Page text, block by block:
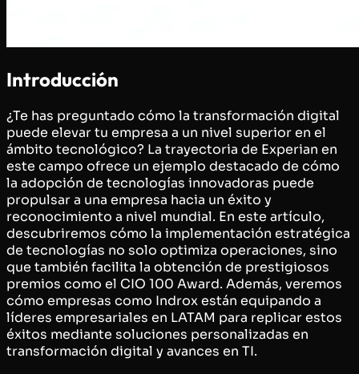
Introducción
¿Te has preguntado cómo la transformación digital
puede elevar tu empresa a un nivel superior en el
ámbito tecnológico? La trayectoria de Experian en
este campo ofrece un ejemplo destacado de cómo
la adopción de tecnologías innovadoras puede
propulsar a una empresa hacia un éxito y
reconocimiento a nivel mundial. En este artículo,
descubriremos cómo la implementación estratégica
de tecnologías no solo optimiza operaciones, sino
que también facilita la obtención de prestigiosos
premios como el CIO 100 Award. Además, veremos
cómo empresas como Indrox están equipando a
líderes empresariales en LATAM para replicar estos
éxitos mediante soluciones personalizadas en
transformación digital y avances en TI.